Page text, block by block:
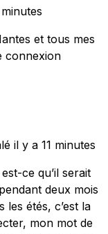
et tous mes
connexion
il y a 11 minutes
ce qu’il serait
deux mois
les étés, c’est la
mon mot de